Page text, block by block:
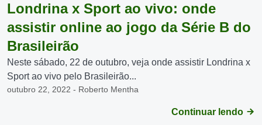
Londrina x Sport ao vivo: onde
assistir online ao jogo da Série B do
Brasileirão
Neste sábado, 22 de outubro, veja onde assistir Londrina x
Sport ao vivo pelo Brasileirão...
outubro 22, 2022 - Roberto Mentha
Continuar lendo